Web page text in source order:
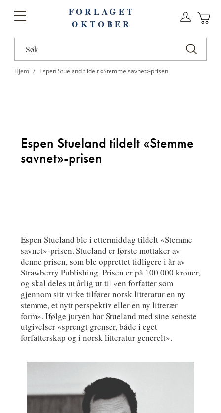
Toggle
FORLAGET
OKTOBER
Hjem Espen Stueland tildelt «Stemme savnet»-prisen
Espen Stueland tildelt «Stemme
savnet»-prisen
Espen Stueland ble i ettermiddag tildelt «Stemme
savnet»-prisen. Stueland er første mottaker av
denne prisen, som ble opprettet tidligere i år av
Strawberry Publishing. Prisen er på 100 000 kroner,
og skal deles ut årlig ut til «en forfatter som
gjennom sitt virke tilfører norsk litteratur en ny
stemme, et nytt perspektiv eller en ny litterær
form». Ifølge juryen har Stueland med sine seneste
utgivelser «sprengt grenser, både i eget
forfatterskap og i norsk litteratur generelt».